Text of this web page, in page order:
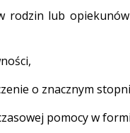
rodzin lub
o znacznym
pomocy w